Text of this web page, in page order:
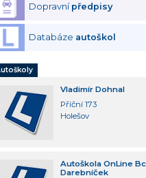
Dopravní předpisy
Databáze autoškol
Vladimír Dohnal
Příční 173
Holešov
Autoškola OnLine
Darebníček